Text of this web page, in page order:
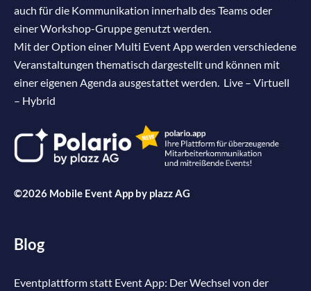
auch für die Kommunikation innerhalb des Teams oder
einer Workshop-Gruppe genutzt werden.
Mit der Option einer Multi Event App werden verschiedene
Veranstaltungen thematisch dargestellt und können mit
einer eigenen Agenda ausgestattet werden. Live – Virtuell
– Hybrid
©2026 Mobile Event App by plazz AG
Blog
Eventplattform statt Event App: Der Wechsel von der